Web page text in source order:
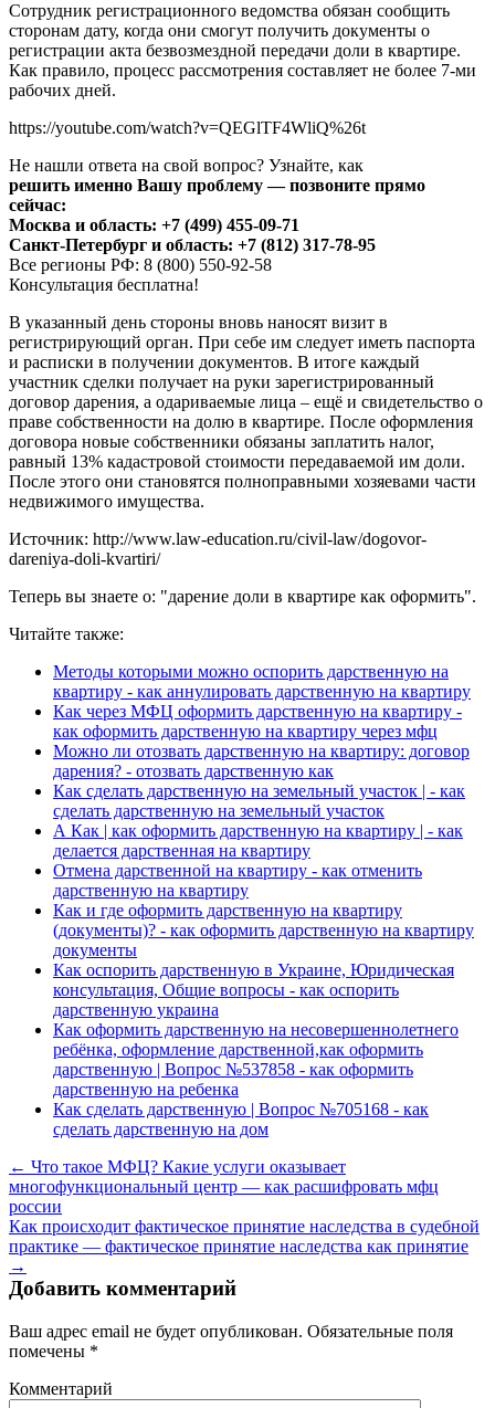
Сотрудник регистрационного ведомства обязан сообщить
сторонам дату, когда они смогут получить документы о
регистрации акта безвозмездной передачи доли в квартире.
Как правило, процесс рассмотрения составляет не более 7-ми
рабочих дней.
https://youtube.com/watch?v=QEGlTF4WliQ%26t
Не нашли ответа на свой вопрос? Узнайте, как
решить именно Вашу проблему — позвоните прямо
сейчас:
Москва и область: +7 (499) 455-09-71
Санкт-Петербург и область: +7 (812) 317-78-95
Все регионы РФ: 8 (800) 550-92-58
Консультация бесплатна!
В указанный день стороны вновь наносят визит в
регистрирующий орган. При себе им следует иметь паспорта
и расписки в получении документов. В итоге каждый
участник сделки получает на руки зарегистрированный
договор дарения, а одариваемые лица – ещё и свидетельство о
праве собственности на долю в квартире. После оформления
договора новые собственники обязаны заплатить налог,
равный 13% кадастровой стоимости передаваемой им доли.
После этого они становятся полноправными хозяевами части
недвижимого имущества.
Источник: http://www.law-education.ru/civil-law/dogovor-
dareniya-doli-kvartiri/
Теперь вы знаете о: "дарение доли в квартире как оформить".
Читайте также:
Методы которыми можно оспорить дарственную на
квартиру - как аннулировать дарственную на квартиру
Как через МФЦ оформить дарственную на квартиру -
как оформить дарственную на квартиру через мфц
Можно ли отозвать дарственную на квартиру: договор
дарения? - отозвать дарственную как
Как сделать дарственную на земельный участок | - как
сделать дарственную на земельный участок
А Как | как оформить дарственную на квартиру | - как
делается дарственная на квартиру
Отмена дарственной на квартиру - как отменить
дарственную на квартиру
Как и где оформить дарственную на квартиру
(документы)? - как оформить дарственную на квартиру
документы
Как оспорить дарственную в Украине, Юридическая
консультация, Общие вопросы - как оспорить
дарственную украина
Как оформить дарственную на несовершеннолетнего
ребёнка, оформление дарственной,как оформить
дарственную | Вопрос №537858 - как оформить
дарственную на ребенка
Как сделать дарственную | Вопрос №705168 - как
сделать дарственную на дом
← Что такое МФЦ? Какие услуги оказывает
многофункциональный центр — как расшифровать мфц
россии
Как происходит фактическое принятие наследства в судебной
практике — фактическое принятие наследства как принятие
→
Добавить комментарий
Ваш адрес email не будет опубликован. Обязательные поля
помечены *
Комментарий